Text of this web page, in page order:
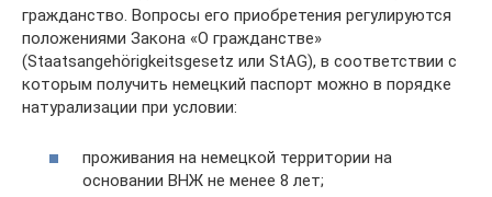
гражданство. Вопросы его приобретения регулируются
положениями Закона «О гражданстве»
(Staatsangehörigkeitsgesetz или StAG), в соответствии с
которым получить немецкий паспорт можно в порядке
натурализации при условии:
проживания на немецкой территории на
основании ВНЖ не менее 8 лет;